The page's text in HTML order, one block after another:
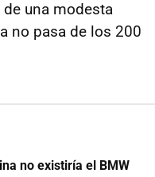
una modesta
no pasa de los 200
no existiría el BMW